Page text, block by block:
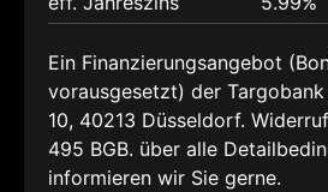
Ein Finanzierungsangebot
vorausgesetzt) der Targobank
10, 40213 Düsseldorf.
495 BGB. über alle
informieren wir Sie gerne.